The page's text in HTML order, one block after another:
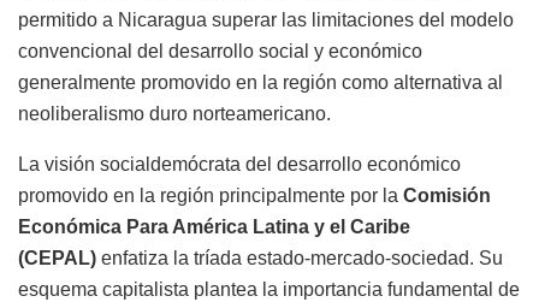
permitido a Nicaragua superar las limitaciones del modelo
convencional del desarrollo social y económico
generalmente promovido en la región como alternativa al
neoliberalismo duro norteamericano.
La visión socialdemócrata del desarrollo económico
promovido en la región principalmente por la Comisión
Económica Para América Latina y el Caribe
(CEPAL) enfatiza la tríada estado-mercado-sociedad. Su
esquema capitalista plantea la importancia fundamental de